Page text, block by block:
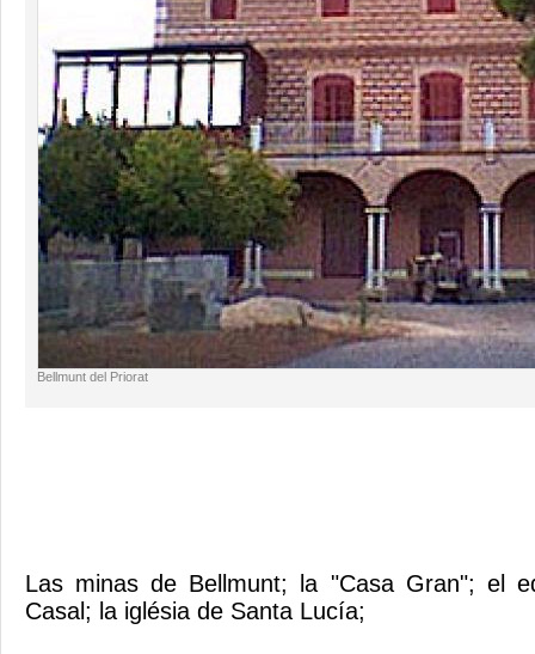
Bellmunt del Priorat
Las minas de Bellmunt; la "Casa Gran"; el
Casal; la iglésia de Santa Lucía;